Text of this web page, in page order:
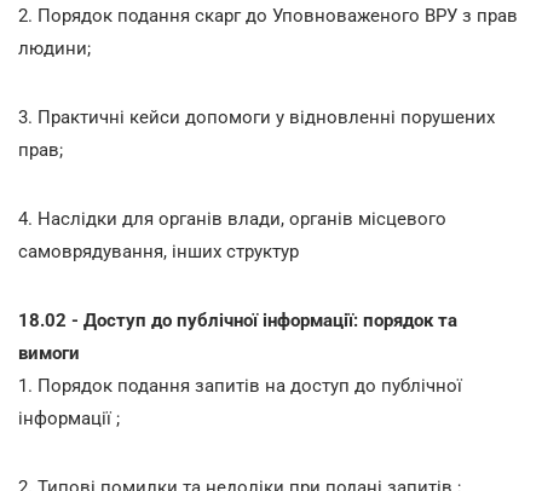
2. Порядок подання скарг до Уповноваженого ВРУ з прав
людини;
3. Практичні кейси допомоги у відновленні порушених
прав;
4. Наслідки для органів влади, органів місцевого
самоврядування, інших структур
18.02 - Доступ до публічної інформації: порядок та
вимоги
1. Порядок подання запитів на доступ до публічної
інформації ;